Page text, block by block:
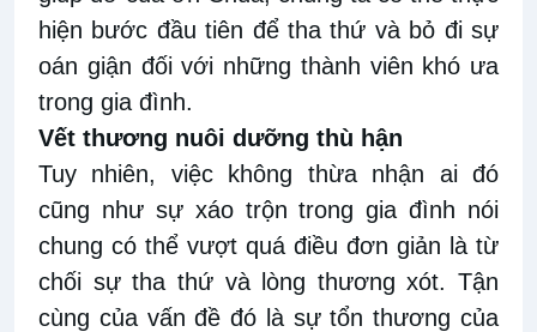
hiện bước đầu tiên để tha thứ và bỏ đi sự
oán giận đối với những thành viên khó ưa
trong gia đình.
Vết thương nuôi dưỡng thù hận
Tuy nhiên, việc không thừa nhận ai đó
cũng như sựxáo trộn trong gia đình nói
chung có thể vượt quá điều đơn giản là từ
chối sự tha thứ và lòng thương xót. Tận
cùng của vấn đềđó là sự tổn thương của